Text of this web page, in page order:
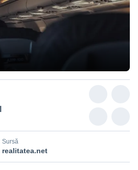
Sursă
realitatea.net